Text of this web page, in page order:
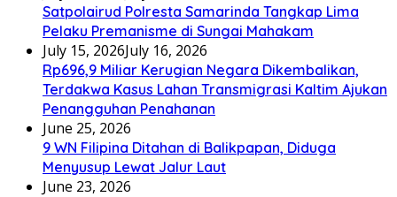
Satpolairud Polresta Samarinda Tangkap Lima
Pelaku Premanisme di Sungai Mahakam
July 15, 2026July 16, 2026
Rp696,9 Miliar Kerugian Negara Dikembalikan,
Terdakwa Kasus Lahan Transmigrasi Kaltim Ajukan
Penangguhan Penahanan
June 25, 2026
9 WN Filipina Ditahan di Balikpapan, Diduga
Menyusup Lewat Jalur Laut
June 23, 2026